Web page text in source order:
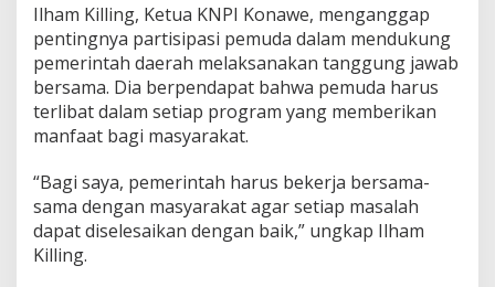
n
a
w
e
Ilham Killing, Ketua KNPI Konawe, menganggap
pentingnya partisipasi pemuda dalam mendukung
pemerintah daerah melaksanakan tanggung jawab
bersama. Dia berpendapat bahwa pemuda harus
terlibat dalam setiap program yang memberikan
manfaat bagi masyarakat.
“Bagi saya, pemerintah harus bekerja bersama-
sama dengan masyarakat agar setiap masalah
dapat diselesaikan dengan baik,” ungkap Ilham
Killing.